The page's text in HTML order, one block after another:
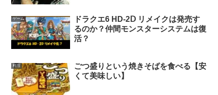
ゲーム
ドラクエ6 HD-2Ⅾ リメイクは発売す
るのか？仲間モンスターシステムは復
活？
料理
ごつ盛りという焼きそばを食べる【安
くて美味しい】